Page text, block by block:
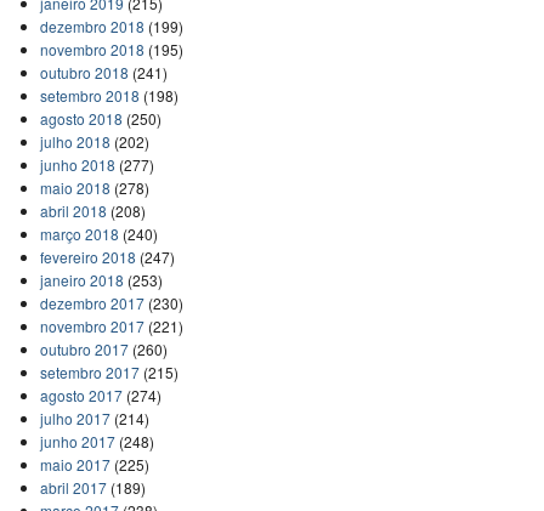
dezembro 2018 (199)
novembro 2018 (195)
outubro 2018 (241)
setembro 2018 (198)
agosto 2018 (250)
julho 2018 (202)
junho 2018 (277)
maio 2018 (278)
abril 2018 (208)
março 2018 (240)
fevereiro 2018 (247)
janeiro 2018 (253)
dezembro 2017(230)
novembro 2017(221)
outubro 2017(260)
setembro 2017(215)
agosto 2017(274)
julho 2017(214)
junho 2017(248)
maio 2017(225)
abril 2017(189)